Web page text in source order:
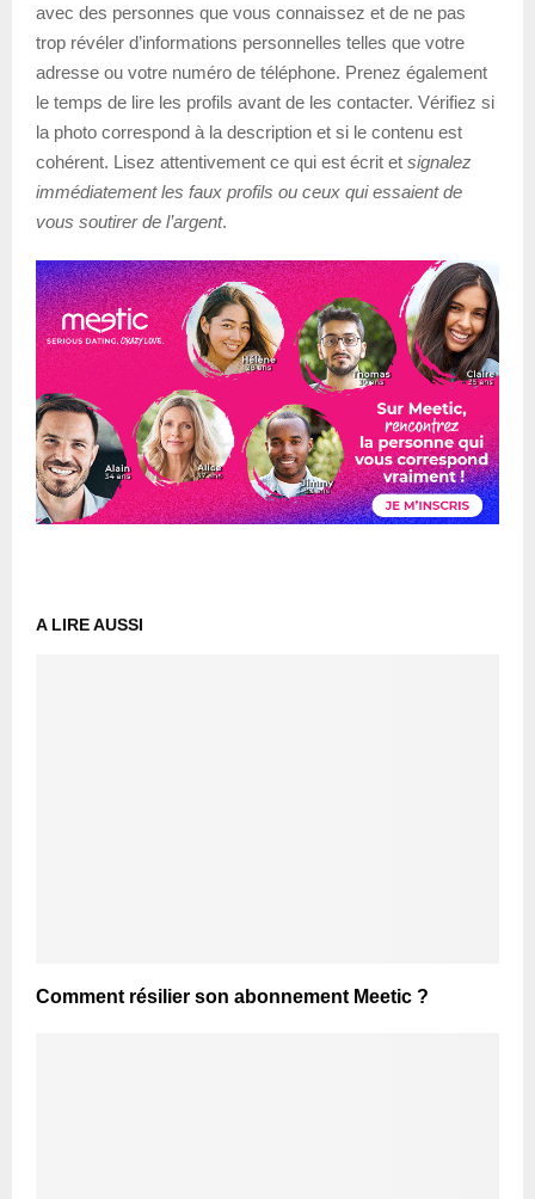
avec des personnes que vous connaissez et de ne pas
trop révéler d’informations personnelles telles que votre
adresse ou votre numéro de téléphone. Prenez également
le temps de lire les profils avant de les contacter. Vérifiez si
la photo correspond à la description et si le contenu est
cohérent. Lisez attentivement ce qui est écrit et signalez
immédiatement les faux profils ou ceux qui essaient de
vous soutirer de l’argent.
A LIRE AUSSI
Comment résilier son abonnement Meetic ?